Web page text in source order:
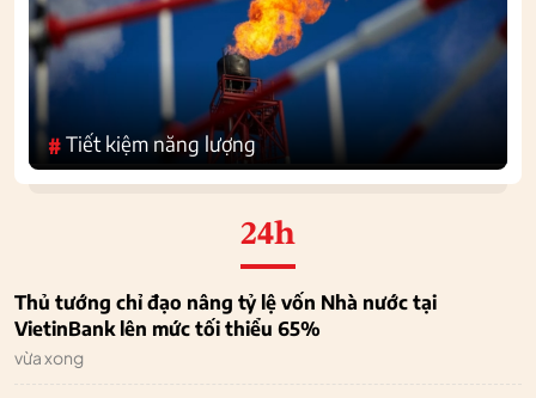
#Tiết kiệm năng lượng
24h
Thủ tướng chỉ đạo nâng tỷ lệ vốn Nhà nước tại
VietinBank lên mức tối thiểu 65%
vừa xong